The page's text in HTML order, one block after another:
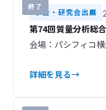
終了
学会・研究会出展
第74回質量分析総
会場：パシフィコ
詳細を見る